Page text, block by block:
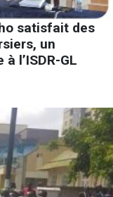
satisfait des
un
l’ISDR-GL